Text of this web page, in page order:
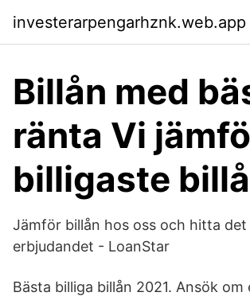
investerarpengarhznk.web.app
Billån med
ränta Vi
billigaste
Jämför billån hos oss och hitta det
erbjudandet - LoanStar
Bästa billiga billån 2021. Ansök